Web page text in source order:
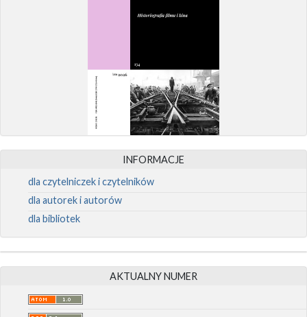
INFORMACJE
dla czytelniczek i czytelników
dla autorek i autorów
dla bibliotek
AKTUALNY NUMER